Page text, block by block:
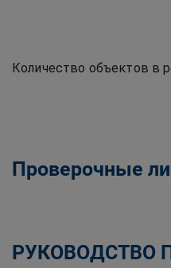
транспорте,
Проверочные
РУКОВОДСТВО